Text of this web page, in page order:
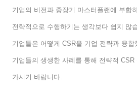
기업의 비전과 중장기 마스터플랜에 부합
전략적으로 수행하기는 생각보다 쉽지 않
기업들은 어떻게 CSR을 기업 전략과 융합
기업들의 생생한 사례를 통해 전략적CSR
가시기 바랍니다